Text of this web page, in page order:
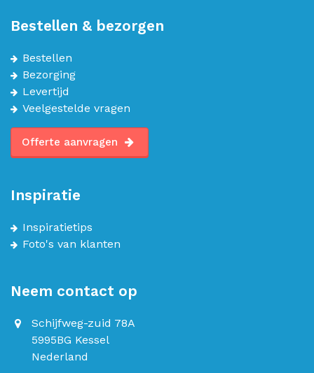
Bestellen & bezorgen
Bestellen
Bezorging
Levertijd
Veelgestelde vragen
Offerte aanvragen
Inspiratie
Inspiratietips
Foto's van klanten
Neem contact op
Schijfweg-zuid 78A
5995BG Kessel
Nederland